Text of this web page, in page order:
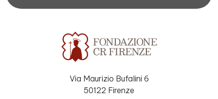
Via Maurizio Bufalini 6
50122 Firenze